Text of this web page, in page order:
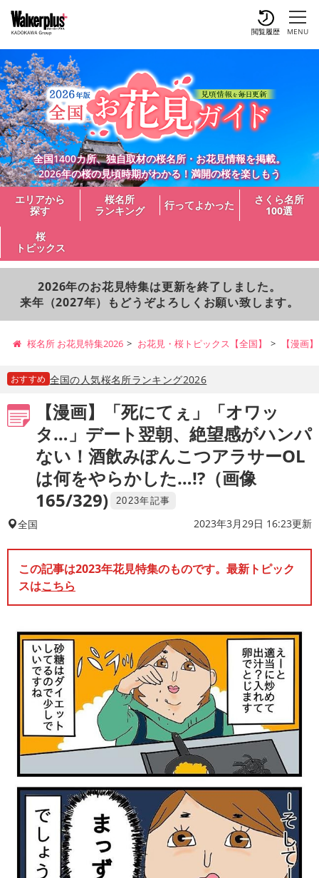
MENU
閲覧履歴
全国1400カ所、独自取材の桜名所・お花見情報を掲載。
2026年の桜の見頃時期がわかる！満開の桜を楽しもう
エリアから
探す
桜名所
ランキング
行ってよかった
さくら名所
100選
桜
トピックス
2026年のお花見特集は更新を終了しました。
来年（2027年）もどうぞよろしくお願い致します。
桜名所 お花見特集2026 お花見・桜トピックス【全国】 【漫画
おすすめ 全国の人気桜名所ランキング2026
【漫画】「死にてぇ」「オワッ
タ…」デート翌朝、絶望感がハンパ
ない！酒飲みぽんこつアラサーOL
は何をやらかした…!?（画像
165/329)
2023年記事
全国 2023年3月29日 16:23更新
この記事は2023年花見特集のものです。最新トピック
スはこちら